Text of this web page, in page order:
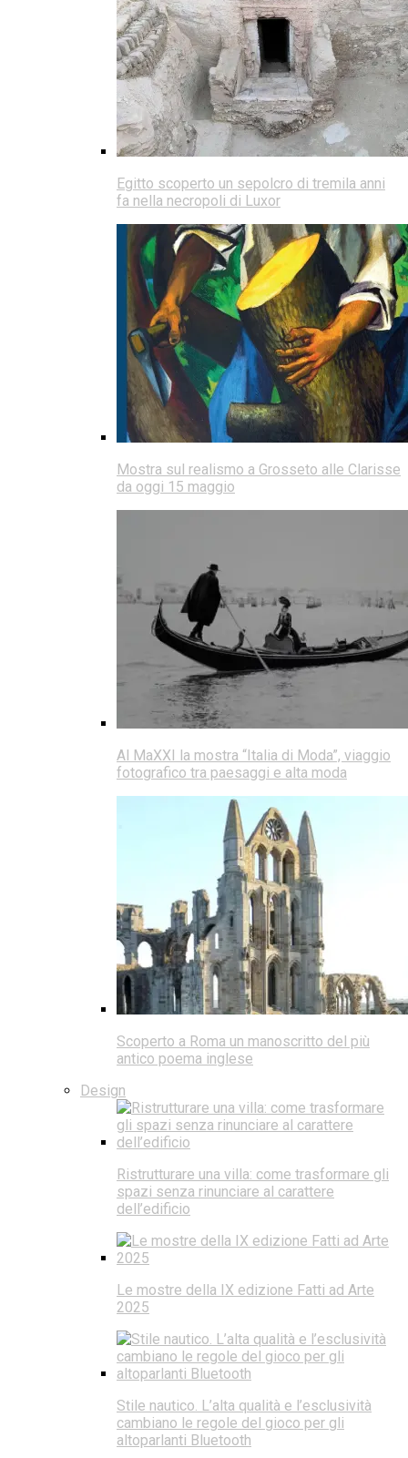
Egitto scoperto un sepolcro di tremila anni
fa nella necropoli di Luxor
Mostra sul realismo a Grosseto alle Clarisse
da oggi 15 maggio
Al MaXXI la mostra “Italia di Moda”, viaggio
fotografico tra paesaggi e alta moda
Scoperto a Roma un manoscritto del più
antico poema inglese
Design
Ristrutturare una villa: come trasformare gli
spazi senza rinunciare al carattere
dell’edificio
Le mostre della IX edizione Fatti ad Arte
2025
Stile nautico. L’alta qualità e l’esclusività
cambiano le regole del gioco per gli
altoparlanti Bluetooth